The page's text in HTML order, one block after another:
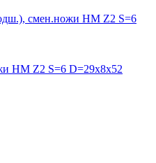
смен.ножи HM Z2 S=6
HM Z2 S=6 D=29x8x52